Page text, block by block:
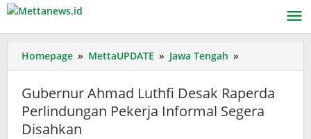
Lewati
konten
Homepage » MettaUPDATE » Jawa Tengah »
Ahmad
Desak
Raperda
Gubernur Ahmad Luthfi Desak Raperda
Perlindungan Pekerja Informal Segera
Disahkan